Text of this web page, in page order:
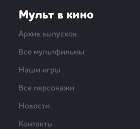
Мульт в кино
Архив выпусков
Все мультфильмы
Наши игры
Все персонажи
Новости
Контакты